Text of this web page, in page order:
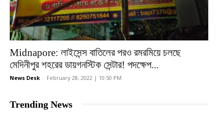
Midnapore: লাইসেন্স বাতিলের পরও রমরমিয়ে চলছে
মেদিনীপুর শহরের ডায়গনস্টিক সেন্টার! পদক্ষেপ...
News Desk - February 28, 2022 | 10:50 PM
Trending News